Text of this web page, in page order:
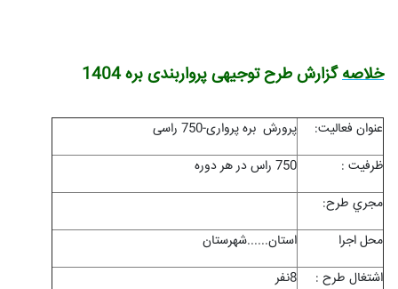
خلاصهگزارش طرح توجیهی پرواربندی بره 1404
عنوان فعاليت:
پرورش بره پرواری-750 راسی
ظرفيت :
750 راس در هر دوره
مجري طرح:
محل اجرا
استان......شهرستان
اشتغال طرح :
8نفر